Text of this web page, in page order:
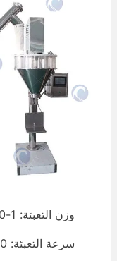
وزن التعبئة: 1-10 كجم
سرعة التعبئة: 500-1500 كيس/ساعة